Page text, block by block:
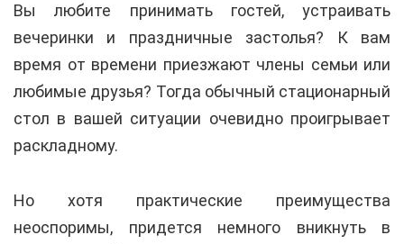
Вы любите принимать гостей, устраивать
вечеринки и праздничные застолья? К вам
время от времени приезжают члены семьи или
любимые друзья? Тогда обычный стационарный
стол в вашей ситуации очевидно проигрывает
раскладному.
Но хотя практические преимущества
неоспоримы, придется немного вникнуть в